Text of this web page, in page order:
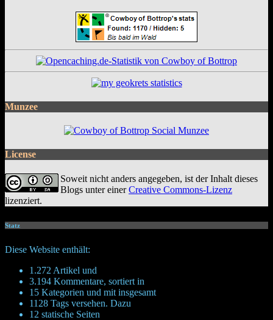
Munzee
License
Soweit nicht anders angegeben, ist der Inhalt dieses
Blogs unter einerCreative Commons-Lizenz
lizenziert.
Statz
Diese Website enthält:
1.272 Artikel und
3.194 Kommentare, sortiert in
15 Kategorien und mit insgesamt
1128 Tags versehen. Dazu
12 statische Seiten